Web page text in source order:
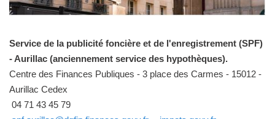
Service de la publicité foncière et de l'enregistrement (SPF)
- Aurillac (anciennement service des hypothèques).
Centre des Finances Publiques - 3 place des Carmes - 15012 -
Aurillac Cedex
04 71 43 45 79